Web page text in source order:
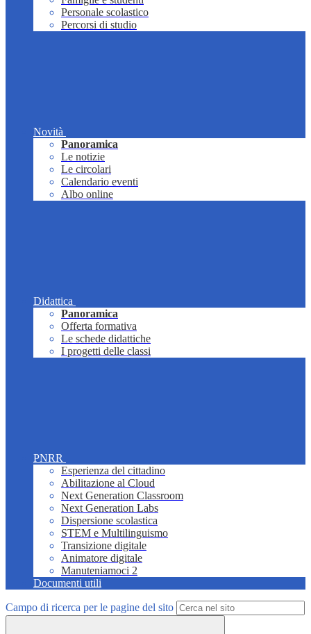
Personale scolastico
Percorsi di studio
Novità
Panoramica
Le notizie
Le circolari
Calendario eventi
Albo online
Didattica
Panoramica
Offerta formativa
Le schede didattiche
I progetti delle classi
PNRR
Esperienza del cittadino
Abilitazione al Cloud
Next Generation Classroom
Next Generation Labs
Dispersione scolastica
STEM e Multilinguismo
Transizione digitale
Animatore digitale
Manuteniamoci 2
Documenti utili
Campo di ricerca per le pagine del sito